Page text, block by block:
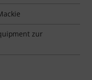
zur